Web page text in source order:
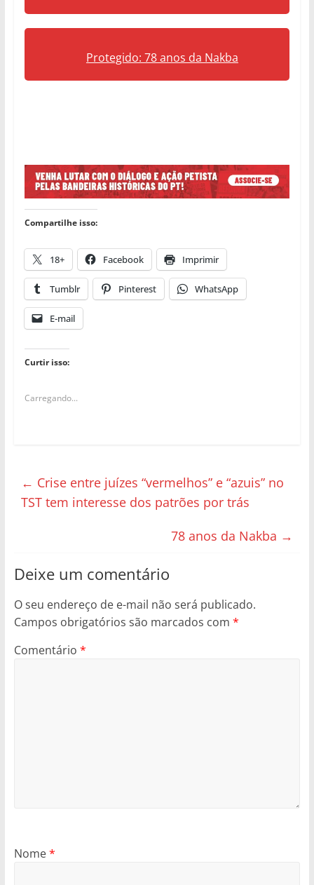
Protegido: 78 anos da Nakba
Compartilhe isso:
18+ Facebook Imprimir
Tumblr Pinterest WhatsApp
E-mail
Curtir isso:
Carregando...
← Crise entre juízes “vermelhos” e “azuis” no
TST tem interesse dos patrões por trás
78 anos da Nakba →
Deixe um comentário
O seu endereço de e-mail não será publicado.
Campos obrigatórios são marcados com *
Comentário *
Nome*